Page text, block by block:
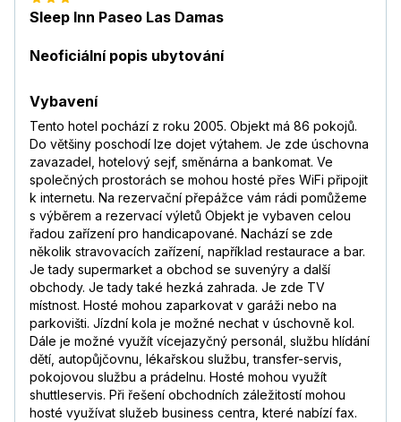
Sleep Inn Paseo Las Damas
Neoficiální popis ubytování
Vybavení
Tento hotel pochází z roku 2005. Objekt má 86 pokojů.
Do většiny poschodí lze dojet výtahem. Je zde úschovna
zavazadel, hotelový sejf, směnárna a bankomat. Ve
společných prostorách se mohou hosté přes WiFi připojit
k internetu. Na rezervační přepážce vám rádi pomůžeme
s výběrem a rezervací výletů Objekt je vybaven celou
řadou zařízení pro handicapované. Nachází se zde
několik stravovacích zařízení, například restaurace a bar.
Je tady supermarket a obchod se suvenýry a další
obchody. Je tady také hezká zahrada. Je zde TV
místnost. Hosté mohou zaparkovat v garáži nebo na
parkovišti. Jízdní kola je možné nechat v úschovně kol.
Dále je možné využít vícejazyčný personál, službu hlídání
dětí, autopůjčovnu, lékařskou službu, transfer-servis,
pokojovou službu a prádelnu. Hosté mohou využít
shuttleservis. Při řešení obchodních záležitostí mohou
hosté využívat služeb business centra, které nabízí fax.